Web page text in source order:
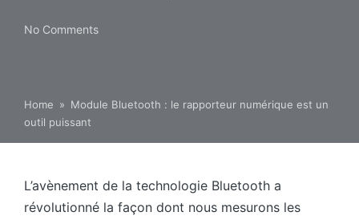
No Comments
Home » Module Bluetooth : le rapporteur numérique est un
outil puissant
L’avènement de la technologie Bluetooth a
révolutionné la façon dont nous mesurons les